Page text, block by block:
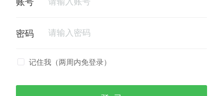
记住我（两周内免登录）